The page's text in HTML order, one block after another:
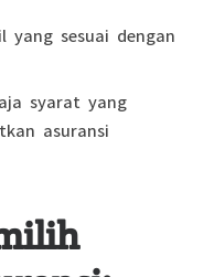
yang sesuai dengan
syarat yang
asuransi